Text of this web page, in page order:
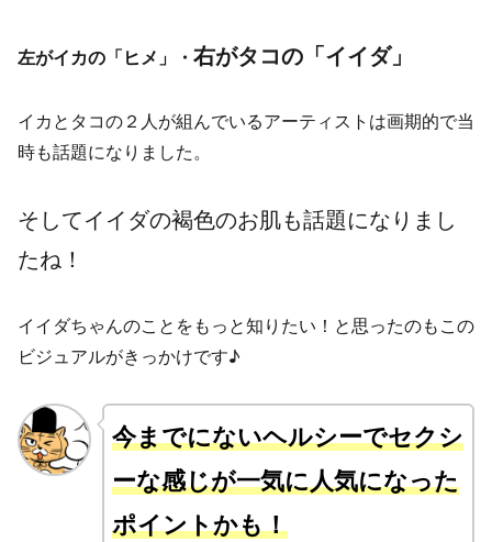
左がイカの「ヒメ」・ 右がタコの「イイダ」
イカとタコの２人が組んでいるアーティストは画期的で当
時も話題になりました。
そしてイイダの褐色のお肌も話題になりまし
たね！
イイダちゃんのことをもっと知りたい！と思ったのもこの
ビジュアルがきっかけです♪
今までにないヘルシーでセクシ
ーな感じが一気に人気になった
ポイントかも！